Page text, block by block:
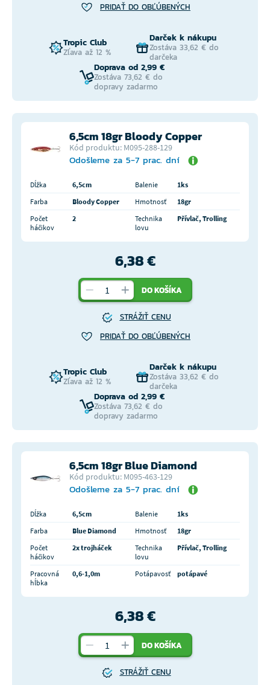
PRIDAŤ DO OBĽÚBENÝCH
Tropic Club
Zľava až 12 %
Darček k nákupu
Zostáva 33,62 € do
darčeka
Doprava od 2,99 €
Zostáva 73,62 € do
dopravy zadarmo
6,5cm 18gr Bloody Copper
Kód produktu: M095-288-129
Odošleme za 5-7 prac. dní
Dĺžka 6,5cm Balenie
1ks
Farba
Bloody Copper Hmotnosť
18gr
Počet
háčikov
2
Technika
lovu
Přívlač, Trolling
6,38 €
DO KOŠÍKA
STRÁŽIŤ CENU
PRIDAŤ DO OBĽÚBENÝCH
Tropic Club
Zľava až 12 %
Darček k nákupu
Zostáva 33,62 € do
darčeka
Doprava od 2,99 €
Zostáva 73,62 € do
dopravy zadarmo
6,5cm 18gr Blue Diamond
Kód produktu: M095-463-129
Odošleme za 5-7 prac. dní
Dĺžka 6,5cm Balenie
1ks
Farba
Blue Diamond Hmotnosť
18gr
Počet
háčikov
2x trojháček
Technika
lovu
Přívlač, Trolling
Pracovná
hĺbka
0,6-1,0m Potápavosť potápavé
6,38 €
DO KOŠÍKA
STRÁŽIŤ CENU